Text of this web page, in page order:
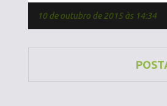
10 de outubro de 2015 às 14:34